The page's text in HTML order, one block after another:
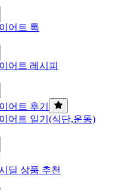
어트 톡
어트 레시피
어트 후기
어트 일기(식단,운동)
딜 상품 추천